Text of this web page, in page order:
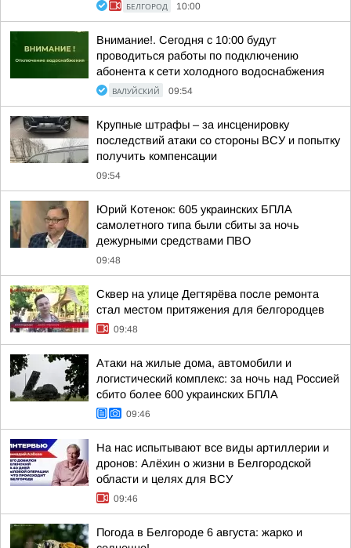
БЕЛГОРОД 10:00
Внимание!. Сегодня с 10:00 будут
проводиться работы по подключению
абонента к сети холодного водоснабжения
ВАЛУЙСКИЙ 09:54
Крупные штрафы – за инсценировку
последствий атаки со стороны ВСУ и попытку
получить компенсации
09:54
Юрий Котенок: 605 украинских БПЛА
самолетного типа были сбиты за ночь
дежурными средствами ПВО
09:48
Сквер на улице Дегтярёва после ремонта
стал местом притяжения для белгородцев
09:48
Атаки на жилые дома, автомобили и
логистический комплекс: за ночь над Россией
сбито более 600 украинских БПЛА
09:46
На нас испытывают все виды артиллерии и
дронов: Алёхин о жизни в Белгородской
области и целях для ВСУ
09:46
Погода в Белгороде 6 августа: жарко и